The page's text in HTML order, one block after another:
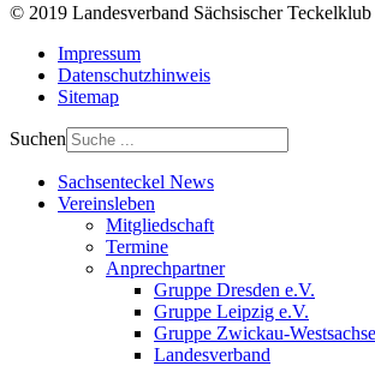
© 2019 Landesverband Sächsischer Teckelklub
Impressum
Datenschutzhinweis
Sitemap
Suchen
Sachsenteckel News
Vereinsleben
Mitgliedschaft
Termine
Anprechpartner
Gruppe Dresden e.V.
Gruppe Leipzig e.V.
Gruppe Zwickau-
Landesverband